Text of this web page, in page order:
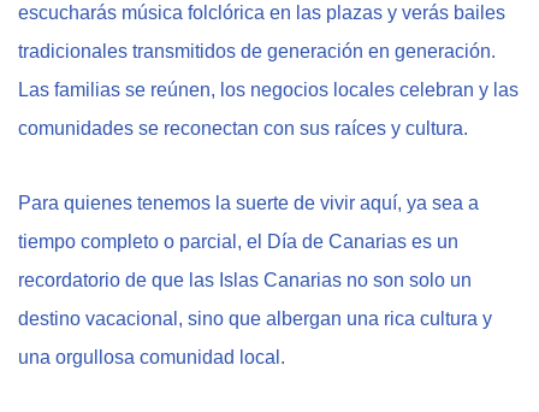
escucharás música folclórica en las plazas y verás bailes
tradicionales transmitidos de generación en generación.
Las familias se reúnen, los negocios locales celebran y las
comunidades se reconectan con sus raíces y cultura.
Para quienes tenemos la suerte de vivir aquí, ya sea a
tiempo completo o parcial, el Día de Canarias es un
recordatorio de que las Islas Canarias no son solo un
destino vacacional, sino que albergan una rica cultura y
una orgullosa comunidad local.